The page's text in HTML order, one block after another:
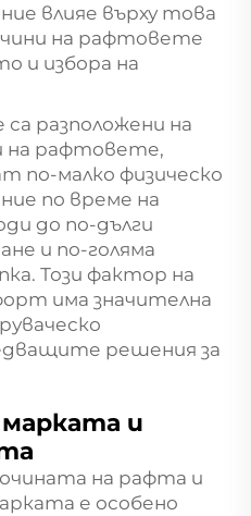
влияе върху това
на рафтовете
и избора на
разположени на
на рафтовете,
по-малко физическо
по време на
до по-дълги
и по-голяма
Този фактор на
има значителна
решения за
и
на рафта и
е особено